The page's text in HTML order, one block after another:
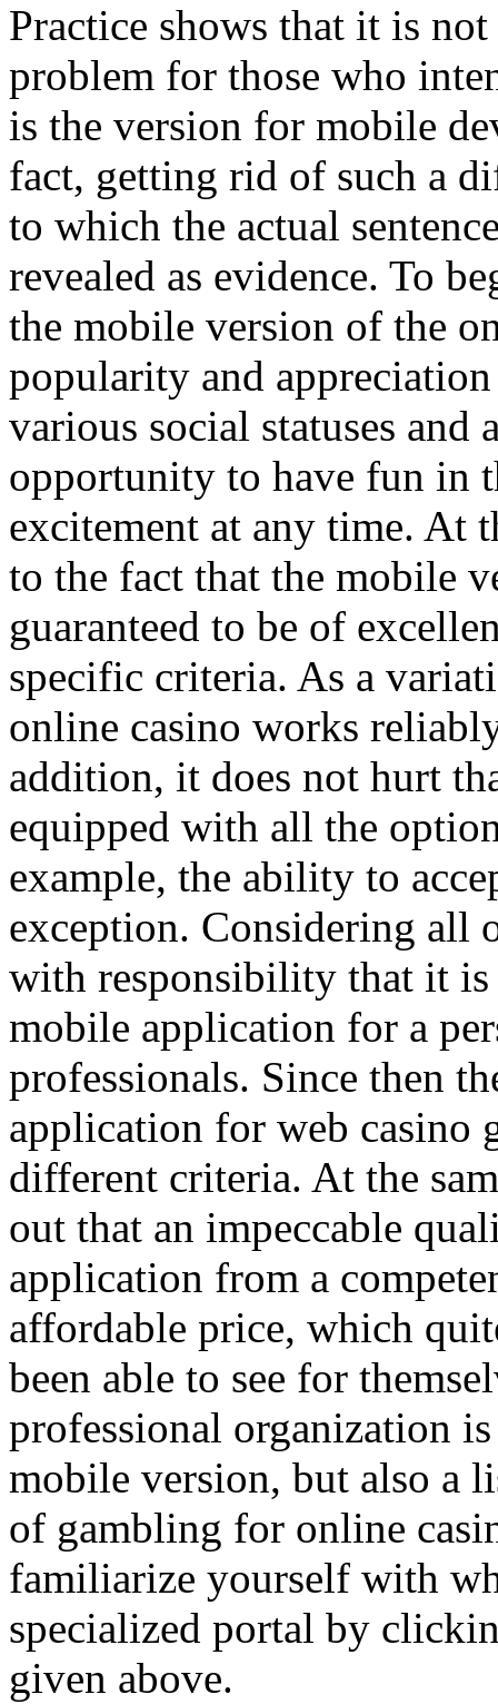
Practice shows that it is
problem for those who
is the version for mobile
fact, getting rid of such a
to which the actual
revealed as evidence. To
the mobile version of the
popularity and
various social statuses and
opportunity to have fun in
excitement at any time. At
to the fact that the mobile
guaranteed to be of
specific criteria. As a
online casino works
addition, it does not hurt
equipped with all the
example, the ability to
exception. Considering all
with responsibility that it is
mobile application for a
professionals. Since then
application for web casino
different criteria. At the
out that an impeccable
application from a
affordable price, which
been able to see for
professional organization
mobile version, but also a
of gambling for online
familiarize yourself with
specialized portal by
given above.